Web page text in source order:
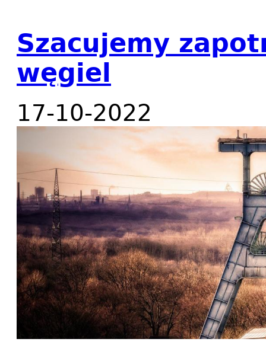
Szacujemy
węgiel
17-10-2022